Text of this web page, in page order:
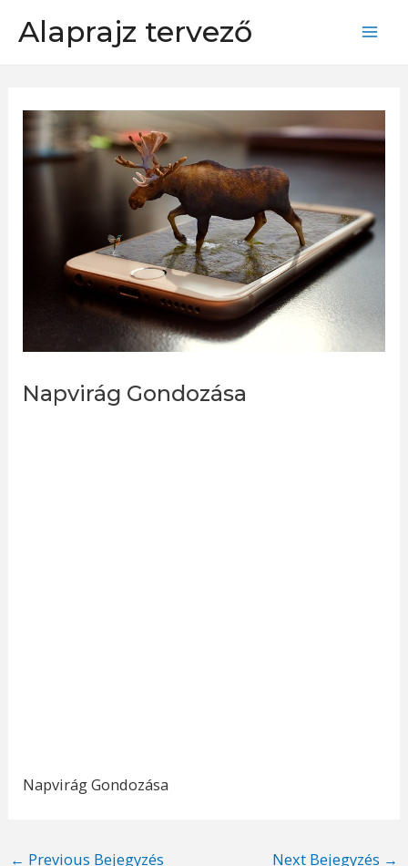
Alaprajz tervező
Napvirág Gondozása
Napvirág Gondozása
Post
← Previous Bejegyzés Next Bejegyzés →